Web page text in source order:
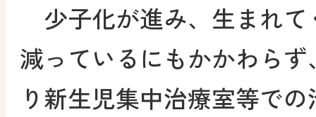
少子化が進み、生まれて
減っているにもかかわら
り新生児集中治療室等で